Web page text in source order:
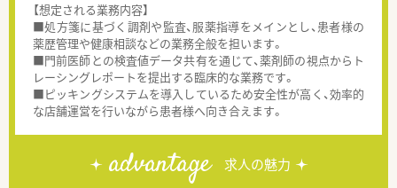
【想定される業務内容】
■処方箋に基づく調剤や監査、服薬指導をメインとし、患者様の
薬歴管理や健康相談などの業務全般を担います。
■門前医師との検査値データ共有を通じて、薬剤師の視点からト
レーシングレポートを提出する臨床的な業務です。
■ピッキングシステムを導入しているため安全性が高く、効率的
な店舗運営を行いながら患者様へ向き合えます。
advantage 求人の魅力